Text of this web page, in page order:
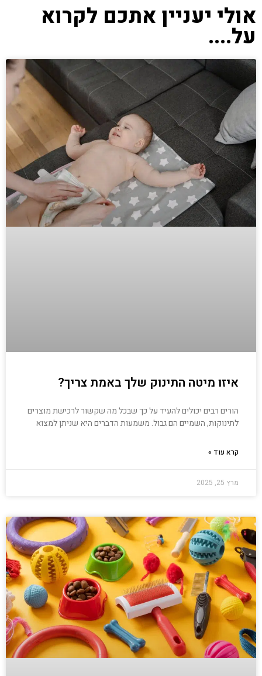
אולי יעניין אתכם לקרוא
על....
איזו מיטה התינוק שלך באמת צריך?
הורים רבים יכולים להעיד על כך שבכל מה שקשור לרכישת מוצרים
לתינוקות, השמיים הם גבול. משמעות הדברים היא שניתן למצוא
קרא עוד »
מרץ 25, 2025